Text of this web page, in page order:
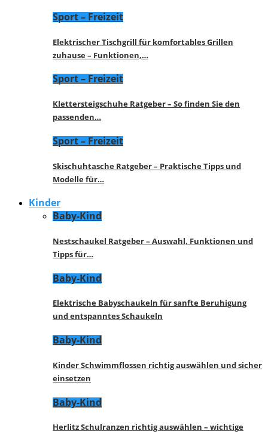
Sport – Freizeit
Elektrischer Tischgrill für komfortables Grillen
zuhause – Funktionen,…
Sport – Freizeit
Klettersteigschuhe Ratgeber – So finden Sie den
passenden…
Sport – Freizeit
Skischuhtasche Ratgeber – Praktische Tipps und
Modelle für…
Kinder
Baby-Kind
Nestschaukel Ratgeber – Auswahl, Funktionen und
Tipps für…
Baby-Kind
Elektrische Babyschaukeln für sanfte Beruhigung
und entspanntes Schaukeln
Baby-Kind
Kinder Schwimmflossen richtig auswählen und sicher
einsetzen
Baby-Kind
Herlitz Schulranzen richtig auswählen – wichtige